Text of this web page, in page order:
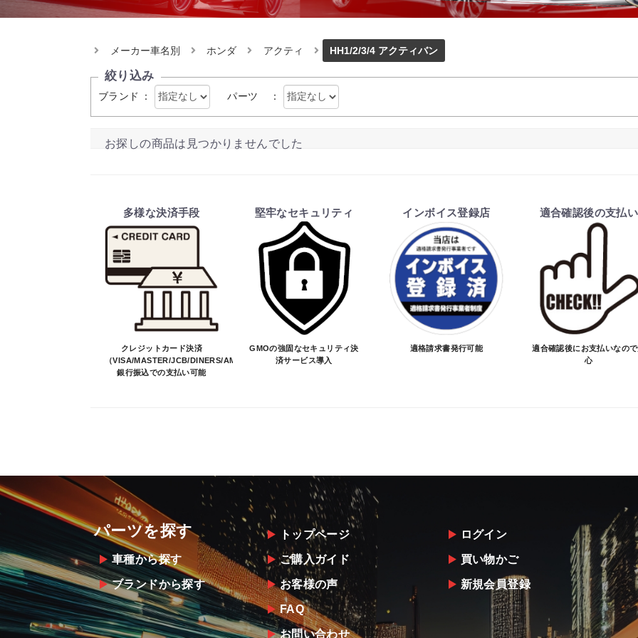
メーカー車名別 ホンダ アクティ HH1/2/3/4 アクティバン
絞り込み
ブランド ： パーツ ：
お探しの商品は見つかりませんでした
多様な決済手段
クレジットカード決済
（VISA/MASTER/JCB/DINERS/AMEX）、
銀行振込での支払い可能
堅牢なセキュリティ
GMOの強固なセキュリティ決
済サービス導入
インボイス登録店
適格請求書発行可能
適合確認後の支払い
適合確認後にお支払いなの
心
パーツを探す
車種から探す
ブランドから探す
トップページ
ご購入ガイド
お客様の声
FAQ
お問い合わせ
ログイン
買い物かご
新規会員登録